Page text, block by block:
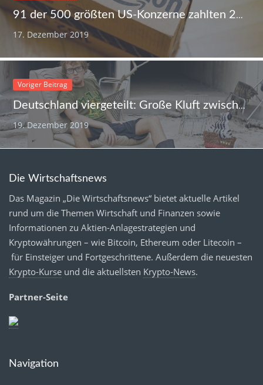
91 der 500 größten US-Konzerne zahlten 2018 keine Steuern
17. Dezember 2019
Voriger Beitrag
Deutschland viergeteilt: Große Kluft zwischen Arm und Reich
19. Dezember 2019
Die Wirtschaftsnews
Das Magazin „Die Wirtschaftsnews“ bietet aktuelle Artikel
rund um die Themen Wirtschaft und Finanzen sowie
Informationen zu Aktien-Anlagestrategien und
Kryptowährungen – wie Bitcoin, Ethereum oder Litecoin –
für Einsteiger und Fortgeschrittene. Außerdem die neuesten
Krypto-Kurse und die aktuellsten Krypto-News.
Partner-Seite
Navigation